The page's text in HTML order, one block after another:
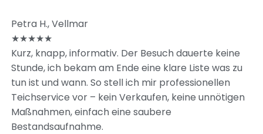
Petra H., Vellmar
★★★★★
Kurz, knapp, informativ. Der Besuch dauerte keine
Stunde, ich bekam am Ende eine klare Liste was zu
tun ist und wann. So stell ich mir professionellen
Teichservice vor – kein Verkaufen, keine unnötigen
Maßnahmen, einfach eine saubere
Bestandsaufnahme.